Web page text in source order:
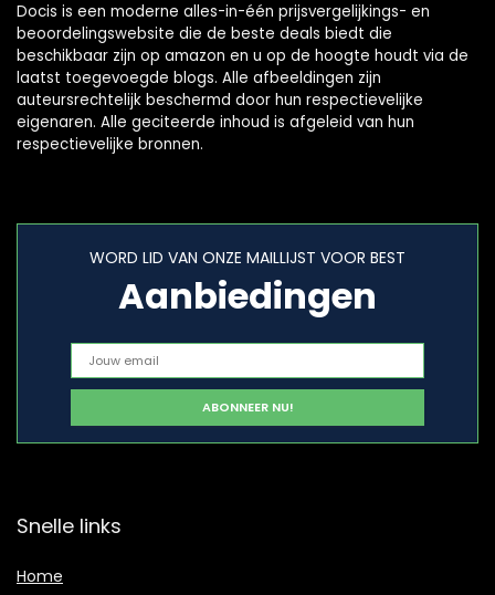
Docis is een moderne alles-in-één prijsvergelijkings- en
beoordelingswebsite die de beste deals biedt die
beschikbaar zijn op amazon en u op de hoogte houdt via de
laatst toegevoegde blogs. Alle afbeeldingen zijn
auteursrechtelijk beschermd door hun respectievelijke
eigenaren. Alle geciteerde inhoud is afgeleid van hun
respectievelijke bronnen.
WORD LID VAN ONZE MAILLIJST VOOR BEST
Aanbiedingen
Snelle links
Home